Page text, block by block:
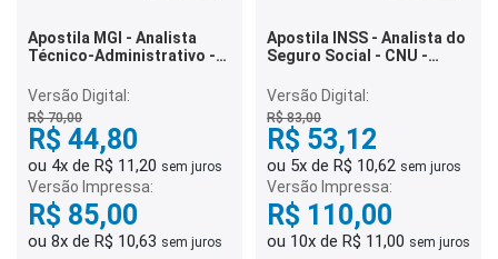
Apostila MGI - Analista
Técnico-Administrativo -
Versão Digital:
R$ 70,00
R$ 44,80
ou 4x de R$ 11,20 sem juros
Versão Impressa:
R$ 85,00
ou 8x de R$ 10,63 sem juros
Apostila INSS - Analista do
Seguro Social - CNU -
Versão Digital:
R$ 83,00
R$ 53,12
ou 5x de R$ 10,62 sem juros
Versão Impressa:
R$ 110,00
ou 10x de R$ 11,00 sem juros